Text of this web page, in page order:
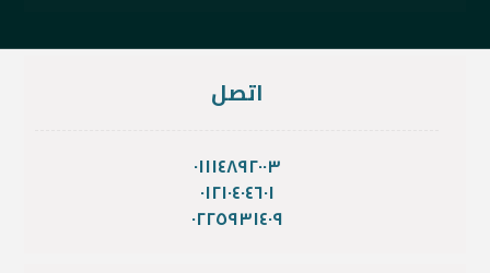
اتصل
٠١١١٤٨٩٢٠٠٣
٠١٢١٠٤٠٤٦٠١
٠٢٢٥٩٣١٤٠٩